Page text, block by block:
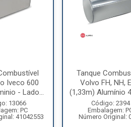
Iveco 600
- Lado...
13066
PC
41042553
Tanque
Volvo FH, NH,
(1,33m) Alumínio
Código: 2394
Embalagem:
Número Original: